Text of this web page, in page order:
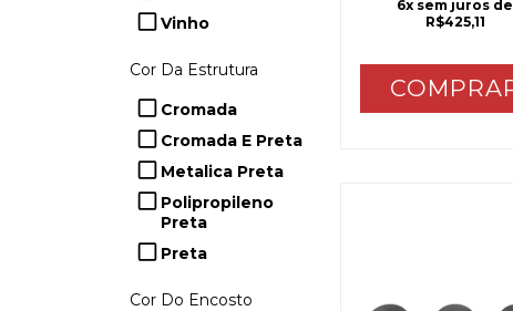
Vinho
Cor Da Estrutura
Cromada
Cromada E Preta
Metalica Preta
Polipropileno
Preta
Preta
Cor Do Encosto
6x sem juros de
R$425,11